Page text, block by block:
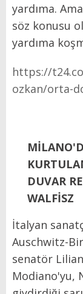
yardıma.
söz konusu
yardıma
https://
ozkan/orta-
DUVAR
WALFİSZ
İtalyan
Auschwitz-
senatör
Modiano'yu,